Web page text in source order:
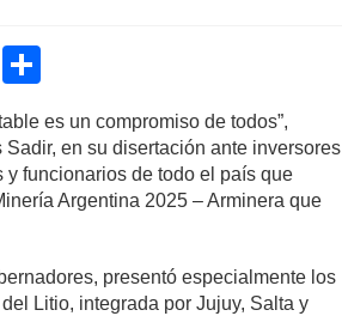
C
o
ar
e
es un compromiso de todos”,
en su disertación ante inversores
funcionarios de todo el país que
Argentina 2025 – Arminera que
presentó especialmente los
Litio, integrada por Jujuy, Salta y